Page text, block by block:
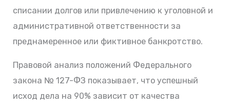
списании долгов или привлечению к уголовной и
административной ответственности за
преднамеренное или фиктивное банкротство.
Правовой анализ положений Федерального
закона № 127-ФЗ показывает, что успешный
исход дела на 90% зависит от качества